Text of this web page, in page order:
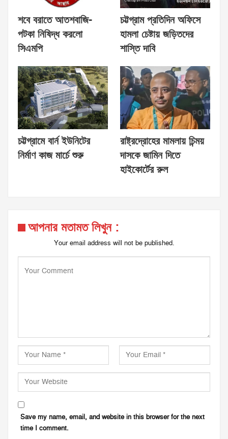
শবে বরাতে আতশবাজি-
পটকা নিষিদ্ধ করলো
সিএমপি
চট্টগ্রাম প্রতিদিন অফিসে
হামলা চেষ্টায় জড়িতদের
শাস্তি দাবি
চট্টগ্রামে বার্ন ইউনিটের
নির্মাণ কাজ মার্চে শুরু
রাষ্ট্রদ্রোহের মামলায় চিন্ময়
দাসকে জামিন দিতে
হাইকোর্টের রুল
আপনার মতামত লিখুন :
Your email address will not be published.
Save my name, email, and website in this browser for the next
time I comment.